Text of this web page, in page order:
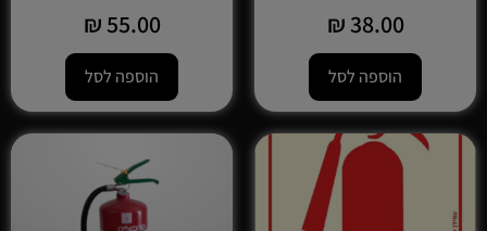
38.00
₪
הוספה לסל
55.00
₪
הוספה לסל